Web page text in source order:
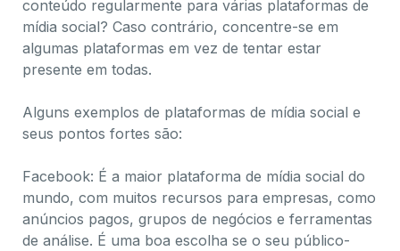
conteúdo regularmente para várias plataformas de
mídia social? Caso contrário, concentre-se em
algumas plataformas em vez de tentar estar
presente em todas.
Alguns exemplos de plataformas de mídia social e
seus pontos fortes são:
Facebook: É a maior plataforma de mídia social do
mundo, com muitos recursos para empresas, como
anúncios pagos, grupos de negócios e ferramentas
de análise. É uma boa escolha se o seu público-